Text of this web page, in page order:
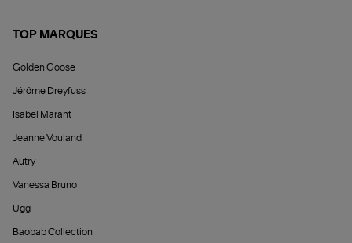
TOP MARQUES
Golden Goose
Jérôme Dreyfuss
Isabel Marant
Jeanne Vouland
Autry
Vanessa Bruno
Ugg
Baobab Collection